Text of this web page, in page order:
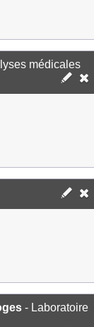
médicales
- Laboratoire